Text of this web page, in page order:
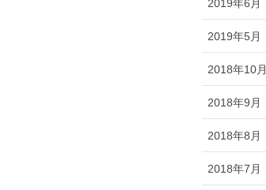
2019年6月
2019年5月
2018年10月
2018年9月
2018年8月
2018年7月